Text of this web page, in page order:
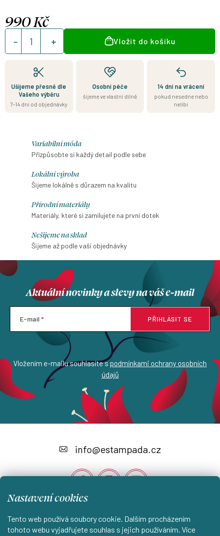
Nastavení cookies
Tento web používá soubory cookie. Dalším procházením
tohoto webu vyjadřujete souhlas s jejich používáním. Více
990 Kč
Měrná
cena:
Vložit do košíku
Ušijeme přesně dle
Vašeho výběru
7–14 dní od objednávky
Osobní péče
šijeme ve vlastní dílně
14 dní na vrácení
pokud nesedne nebo
nelíbí
Variabilní móda
Přizpůsobte si každý detail podle sebe
Lokální výroba
Šijeme lokálně s důrazem na kvalitu
Přírodní materiály
Materiály, které si zamilujete na první dotek
Nešijeme na sklad
Šijeme až podle vaší objednávky
Aktuální novinky a slevy na váš e-mail
E-mail
Vložením e-mailu souhlasíte s podmínkami ochrany osobních
údajů
PŘIHLÁSIT SE
a
Instagram
info@estampada.cz